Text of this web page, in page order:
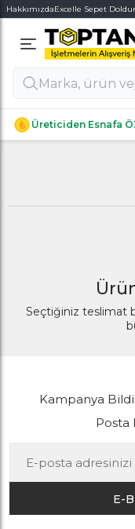
HakkımızdaExcelle Sepet Doldur
Üreticiden Esnafa
Alt Kategoriler
Alt Kategoriler
Seçtiğiniz teslimat
Kampanya
Posta
E-